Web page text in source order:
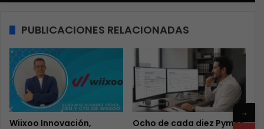
PUBLICACIONES RELACIONADAS
Wiixoo Innovación,
Ocho de cada diez Pymes
→